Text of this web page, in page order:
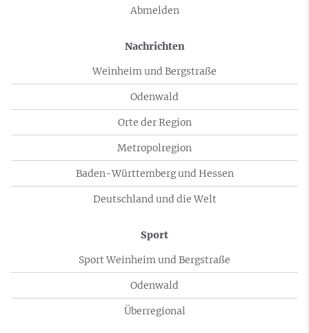
Abmelden
Nachrichten
Weinheim und Bergstraße
Odenwald
Orte der Region
Metropolregion
Baden-Württemberg und Hessen
Deutschland und die Welt
Sport
Sport Weinheim und Bergstraße
Odenwald
Überregional